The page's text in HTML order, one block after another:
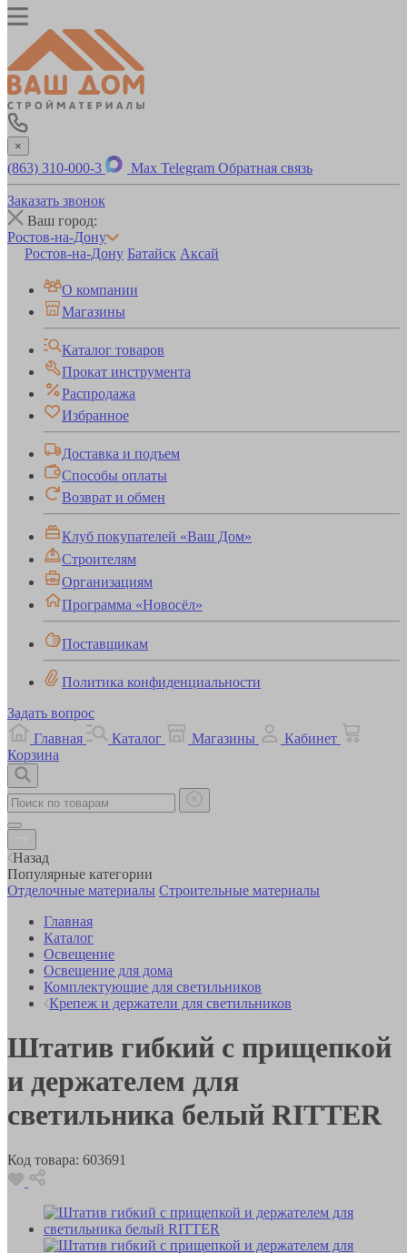
×
(863) 310-000-3 Max Telegram Обратная связь
Заказать звонок
Ваш город:
Ростов-на-Дону
Ростов-на-Дону Батайск Аксай
О компании
Магазины
Каталог товаров
Прокат инструмента
Распродажа
Избранное
Доставка и подъем
Способы оплаты
Возврат и обмен
Клуб покупателей «Ваш Дом»
Строителям
Организациям
Программа «Новосёл»
Поставщикам
Политика конфиденциальности
Задать вопрос
Главная
Каталог Магазины
Кабинет
Корзина
Назад
Популярные категории
Отделочные материалы Строительные материалы
Главная
Каталог
Освещение
Освещение для дома
Комплектующие для светильников
Крепеж и держатели для светильников
Штатив гибкий с прищепкой
и держателем для
светильника белый RITTER
Код товара: 603691